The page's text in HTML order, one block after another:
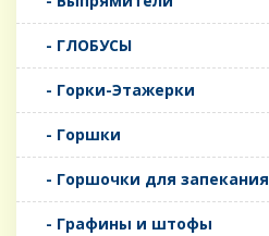
- ГЛОБУСЫ
- Горки-Этажерки
- Горшки
- Горшочки для запекания
- Графины и штофы